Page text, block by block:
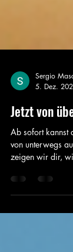
5. Dez.
Jetzt von
Ab sofort kannst
zeigen wir dir,